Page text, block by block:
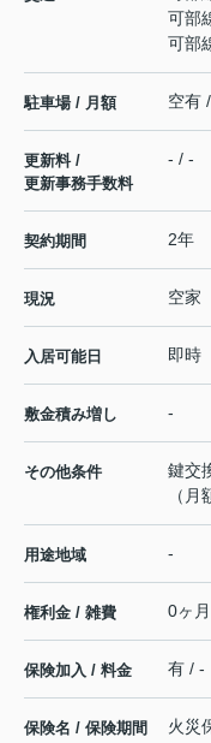
可部
可部
駐車場 / 月額 空有
更新料 /
更新事務手数料
- / -
契約期間 2年
現況 空家
入居可能日 即時
敷金積み増し -
その他条件
鍵交
（
用途地域 -
権利金 / 雑費 0ヶ
保険加入 / 料金 有 / -
保険名 / 保険期間 火災